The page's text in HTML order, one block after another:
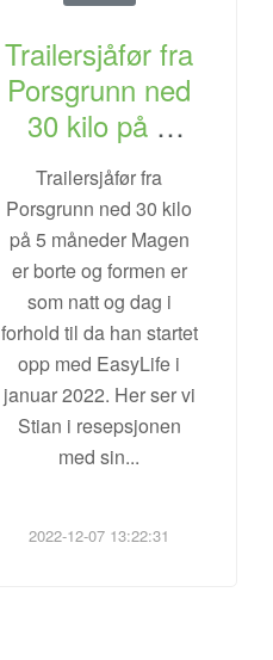
Trailersjåfør fra
Porsgrunn ned
30 kilo på 5
måneder
Trailersjåfør fra
Porsgrunn ned 30 kilo
på 5 måneder Magen
er borte og formen er
som natt og dag i
forhold til da han startet
opp med EasyLife i
januar 2022. Her ser vi
Stian i resepsjonen
med sin...
2022-12-07 13:22:31